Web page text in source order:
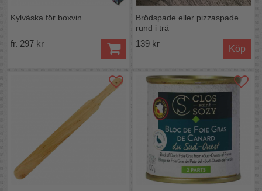
Kylväska för boxvin
fr. 297 kr
Brödspade eller pizzaspade
rund i trä
139 kr
Köp